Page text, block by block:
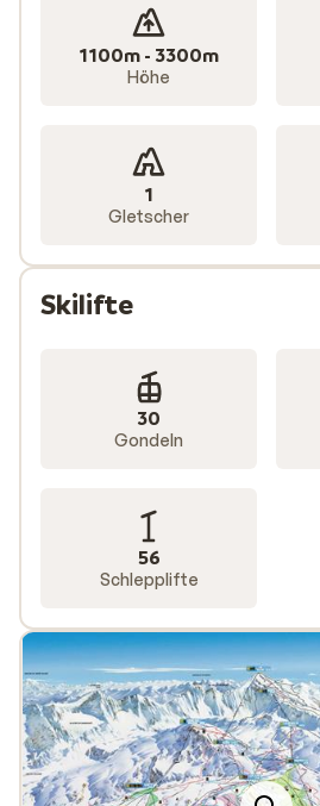
1100m - 3300m
Höhe
1
Gletscher
Skilifte
30
Gondeln
56
Schlepplifte